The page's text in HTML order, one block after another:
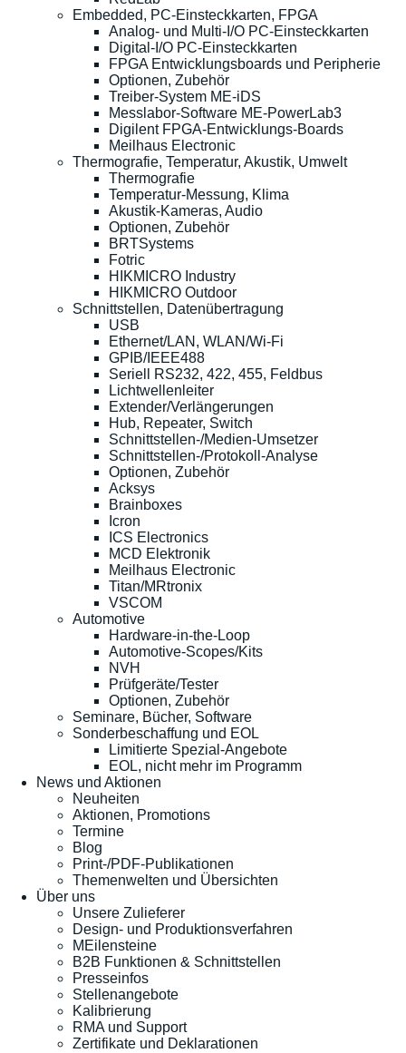
Embedded, PC-Einsteckkarten, FPGA
Analog- und Multi-I/O PC-Einsteckkarten
Digital-I/O PC-Einsteckkarten
FPGA Entwicklungsboards und Peripherie
Optionen, Zubehör
Treiber-System ME-iDS
Messlabor-Software ME-PowerLab3
Digilent FPGA-Entwicklungs-Boards
Meilhaus Electronic
Thermografie, Temperatur, Akustik, Umwelt
Thermografie
Temperatur-Messung, Klima
Akustik-Kameras, Audio
Optionen, Zubehör
BRTSystems
Fotric
HIKMICRO Industry
HIKMICRO Outdoor
Schnittstellen, Datenübertragung
USB
Ethernet/LAN, WLAN/Wi-Fi
GPIB/IEEE488
Seriell RS232, 422, 455, Feldbus
Lichtwellenleiter
Extender/Verlängerungen
Hub, Repeater, Switch
Schnittstellen-/Medien-Umsetzer
Schnittstellen-/Protokoll-Analyse
Optionen, Zubehör
Acksys
Brainboxes
Icron
ICS Electronics
MCD Elektronik
Meilhaus Electronic
Titan/MRtronix
VSCOM
Automotive
Hardware-in-the-Loop
Automotive-Scopes/Kits
NVH
Prüfgeräte/Tester
Optionen, Zubehör
Seminare, Bücher, Software
Sonderbeschaffung und EOL
Limitierte Spezial-Angebote
EOL, nicht mehr im Programm
News und Aktionen
Neuheiten
Aktionen, Promotions
Termine
Blog
Print-/PDF-Publikationen
Themenwelten und Übersichten
Über uns
Unsere Zulieferer
Design- und Produktionsverfahren
MEilensteine
B2B Funktionen & Schnittstellen
Presseinfos
Stellenangebote
Kalibrierung
RMA und Support
Zertifikate und Deklarationen